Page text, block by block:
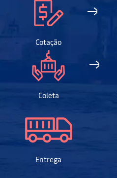
Cotação
Coleta
Entrega